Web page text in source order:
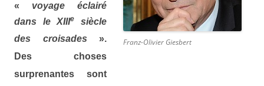
Franz-Olivier Giesbert
« voyage éclairé
dans le XIIIe
siècle
des croisades ».
Des choses
surprenantes sont